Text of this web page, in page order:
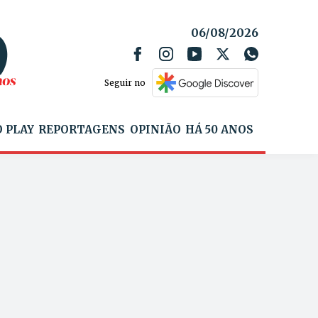
06/08/2026
Seguir no
PLAY REPORTAGENS OPINIÃO HÁ 50 ANOS